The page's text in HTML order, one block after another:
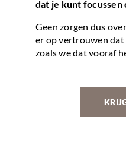
dat je kunt focussen
Geen zorgen dus
er op vertrouwen
zoals we dat vooraf